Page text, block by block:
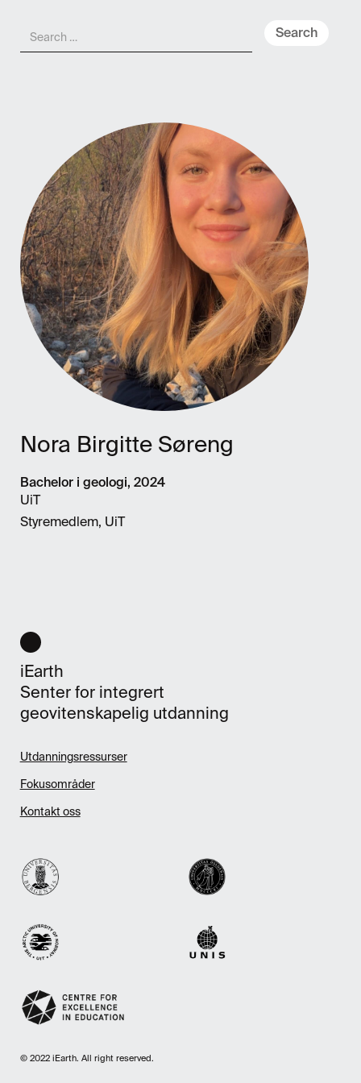
Meny
Nora Birgitte Søreng
Bachelor i geologi, 2024
UiT
Styremedlem, UiT
iEarth
Senter for integrert
geovitenskapelig utdanning
Utdanningsressurser
Fokusområder
Kontakt oss
© 2022 iEarth. All right reserved.